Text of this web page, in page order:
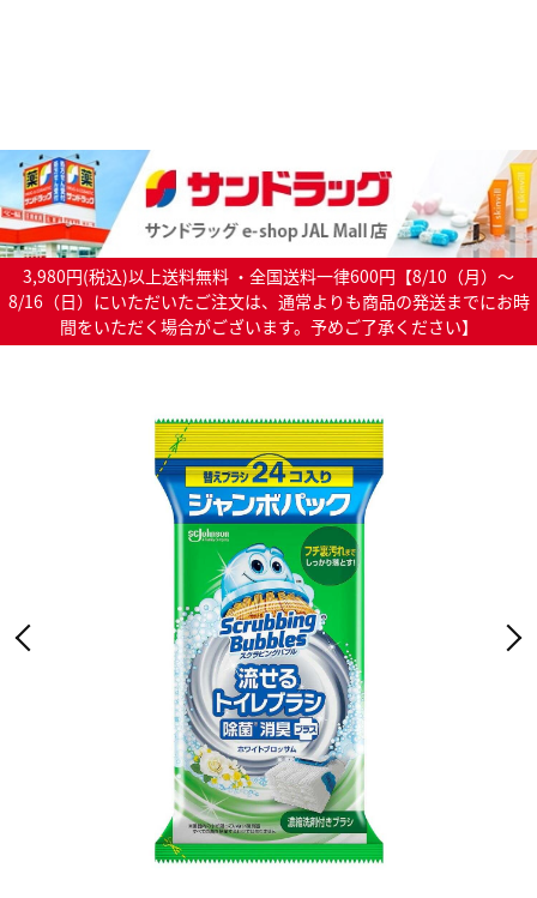
3,980円(税込)以上送料無料 ・全国送料一律600円【8/10（月）～
8/16（日）にいただいたご注文は、通常よりも商品の発送までにお時
間をいただく場合がございます。予めご了承ください】